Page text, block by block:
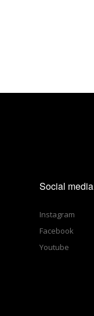
Social media
Instagram
Facebook
Youtube